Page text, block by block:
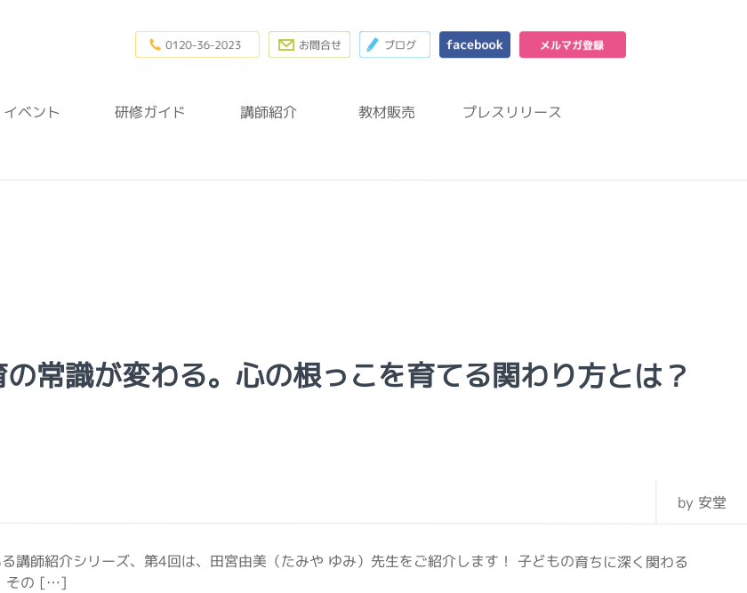
幼稚園研修.com
0120-36-2023 お問合わせフォーム
ブログ facebook
イベント 研修ガイド 講師紹介 教材販売 プレスリリース
常識が変わる。心の根っこを育てる関わり方とは？
by 安堂
講師紹介シリーズ、第4回は、田宮由美（たみや ゆみ）先生をご紹介します！ 子どもの育ちに深く関わる
その […]